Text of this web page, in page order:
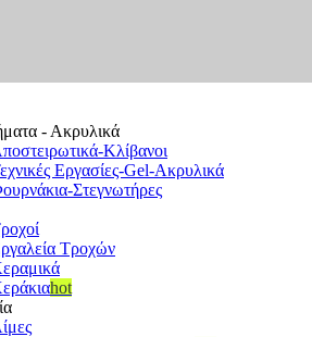
- Ακρυλικά
Κλίβανοι
Εργασίες-Gel-Ακρυλικά
Στεγνωτήρες
Τροχών
hot